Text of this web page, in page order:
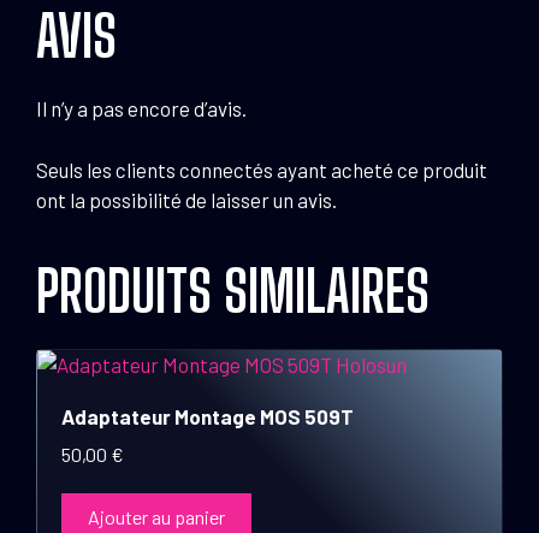
AVIS
Il n’y a pas encore d’avis.
Seuls les clients connectés ayant acheté ce produit
ont la possibilité de laisser un avis.
PRODUITS SIMILAIRES
Adaptateur Montage MOS 509T
50,00 €
Ajouter au panier